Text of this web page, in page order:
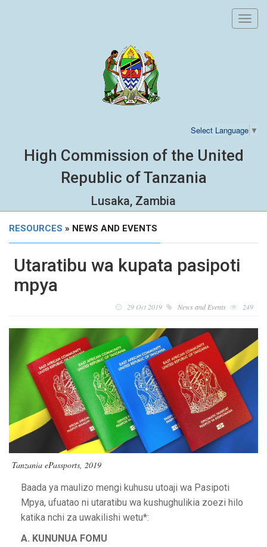
Select Language ▼
High Commission of the United
Republic of Tanzania
Lusaka, Zambia
RESOURCES » NEWS AND EVENTS
Utaratibu wa kupata pasipoti
mpya
29 Oct 2019 News and Events 249
Tanzania ePassports, 2019
Baada ya maulizo mengi kuhusu utoaji wa Pasipoti
Mpya, ufuatao ni utaratibu wa kushughulikia zoezi hilo
katika nchi za uwakilishi wetu*:
A. KUNUNUA FOMU